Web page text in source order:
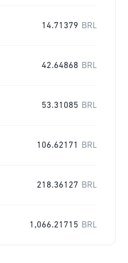
14.71379 BRL
42.64868 BRL
53.31085 BRL
106.62171 BRL
218.36127 BRL
1,066.21715 BRL